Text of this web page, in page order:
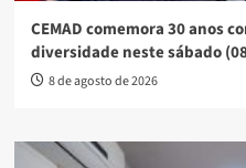
CEMAD comemora 30 anos
diversidade neste sábado
8 de agosto de 2026